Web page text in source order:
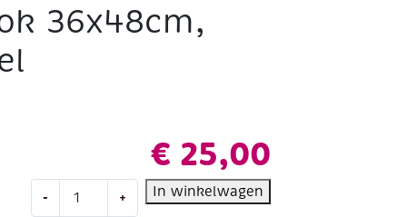
36x48cm,
€ 25,00
-
36x48cm,
+ In winkelwagen